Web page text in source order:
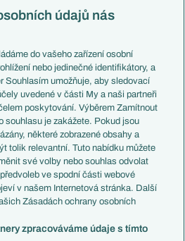
Česko
Francie
Itálie
Německo
Španělsko
Argentina
Brazílie
Přestupy
Zápasy
Livescore
Tipovací soutěž
údajů nás
do vašeho zařízení osobní
nebo jedinečné identifikátory, a
Souhlasím umožňuje, aby sledovací
uvedené v části My a naši partneři
poskytování. Výběrem Zamítnout
souhlasu je zakážete. Pokud jsou
některé zobrazené obsahy a
tolik relevantní. Tuto nabídku můžete
své volby nebo souhlas odvolat
ve spodní části webové
v našem Internetová stránka. Další
Zásadách ochrany osobních
zpracováváme údaje s tímto